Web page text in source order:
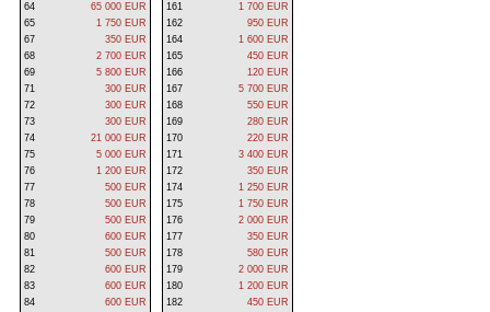
64
65 000 EUR
65
1 750 EUR
67
350 EUR
68
2 700 EUR
69
5 800 EUR
71
300 EUR
72
300 EUR
73
300 EUR
74
21 000 EUR
75
5 000 EUR
76
1 200 EUR
77
500 EUR
78
500 EUR
79
500 EUR
80
600 EUR
81
500 EUR
82
600 EUR
83
600 EUR
84
600 EUR
161
1 700 EUR
162
950 EUR
164
1 600 EUR
165
450 EUR
166
120 EUR
167
5 700 EUR
168
550 EUR
169
280 EUR
170
220 EUR
171
3 400 EUR
172
350 EUR
174
1 250 EUR
175
1 750 EUR
176
2 000 EUR
177
350 EUR
178
580 EUR
179
2 000 EUR
180
1 200 EUR
182
450 EUR